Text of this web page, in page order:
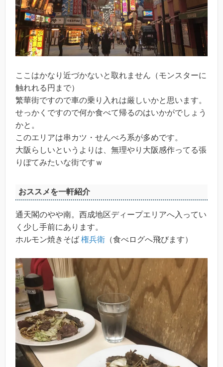
ここはかなり近づかないと取れません（モンスターに
触れれる円まで）
繁華街ですので車の乗り入れは厳しいかと思います。
せっかくですので何か食べて帰るのはいかがでしょう
かと。
このエリアは串カツ・せんべろ系が多めです。
大阪らしいというよりは、無理やり大阪感作ってる張
りぼてみたいな街ですｗ
おススメを一軒紹介
通天閣のやや南。西成地区ディープエリアへ入ってい
く少し手前にあります。
ホルモン焼きそば 権兵衛 （食べログへ飛びます）